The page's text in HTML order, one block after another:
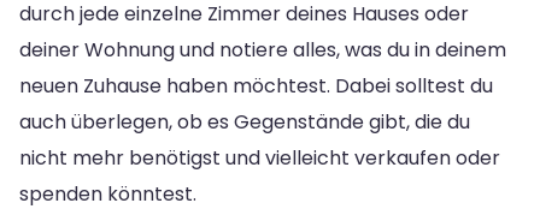
durch jede einzelne Zimmer deines Hauses oder
deiner Wohnung und notiere alles, was du in deinem
neuen Zuhause haben möchtest. Dabei solltest du
auch überlegen, ob es Gegenstände gibt, die du
nicht mehr benötigst und vielleicht verkaufen oder
spenden könntest.